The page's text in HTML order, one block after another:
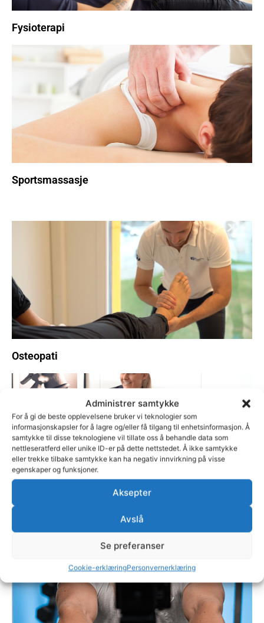
Administrer samtykke
For å gi de beste opplevelsene bruker vi teknologier som
informasjonskapsler for å lagre og/eller få tilgang til enhetsinformasjon. Å
samtykke til disse teknologiene vil tillate oss å behandle data som
nettleseratferd eller unike ID-er på dette nettstedet. Å ikke samtykke
eller trekke tilbake samtykke kan ha negativ innvirkning på visse
egenskaper og funksjoner.
Aksepter
Avslå
Se preferanser
Cookie-erklæringPersonvernerklæring
Fysioterapi
Sportsmassasje
Osteopati
Naprapati